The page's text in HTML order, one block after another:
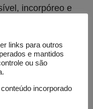
incorpóreo e
porque
é um
à prova.
hipótese com o
links para outros
e mantidos
ou são
incorporado